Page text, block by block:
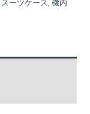
スーツケース,機内